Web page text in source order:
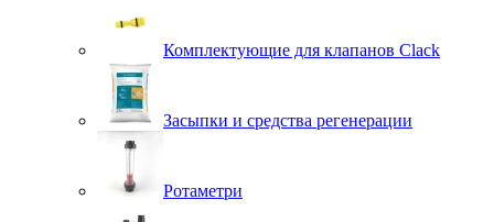
Комплектующие для клапанов Clack
Засыпки и средства регенерации
Ротаметри